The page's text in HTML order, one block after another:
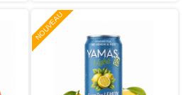
NOUVEAU